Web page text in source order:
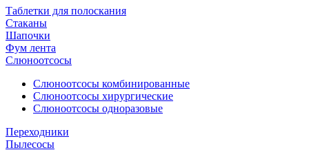
Таблетки для полоскания
Стаканы
Шапочки
Фум лента
Слюноотсосы
Слюноотсосы комбинированные
Слюноотсосы хирургические
Слюноотсосы одноразовые
Переходники
Пылесосы